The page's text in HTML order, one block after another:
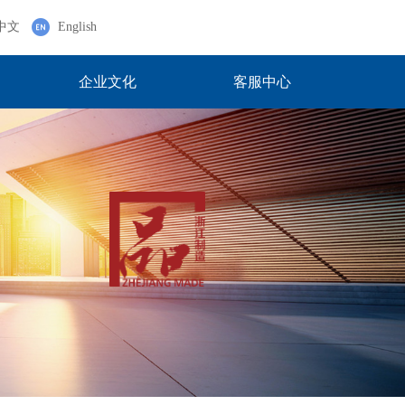
文 English
企业文化 客服中心